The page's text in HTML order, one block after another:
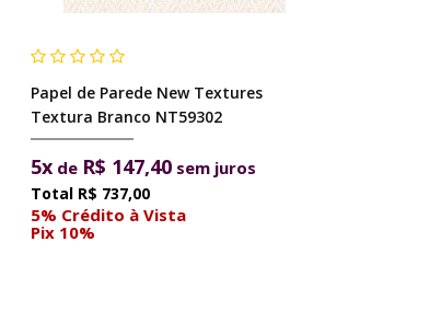
Papel de Parede New Textures
Textura Branco NT59302
5x de R$ 147,40 sem juros
R$ 737,00
5% Crédito à Vista
Pix 10%